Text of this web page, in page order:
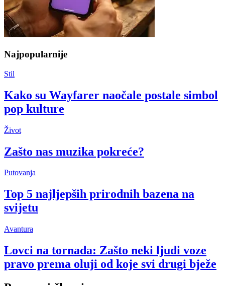
Najpopularnije
Stil
Kako su Wayfarer naočale postale simbol
pop kulture
Život
Zašto nas muzika pokreće?
Putovanja
Top 5 najljepših prirodnih bazena na
svijetu
Avantura
Lovci na tornada: Zašto neki ljudi voze
pravo prema oluji od koje svi drugi bježe